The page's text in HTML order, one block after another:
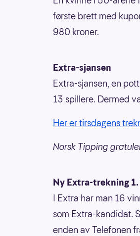
første brett med
980 kroner.
Extra-sjansen
Extra-sjansen, en
13 spillere. Dermed
Her er tirsdagens
Norsk Tipping
Ny Extra-trekning
I Extra har man 16
som Extra-kandidat.
enden av Telefonen